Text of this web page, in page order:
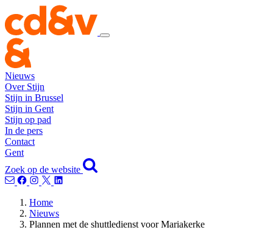
Nieuws
Over Stijn
Stijn in Brussel
Stijn in Gent
Stijn op pad
In de pers
Contact
Gent
Zoek op de website
Home
Nieuws
Plannen met de shuttledienst voor Mariakerke